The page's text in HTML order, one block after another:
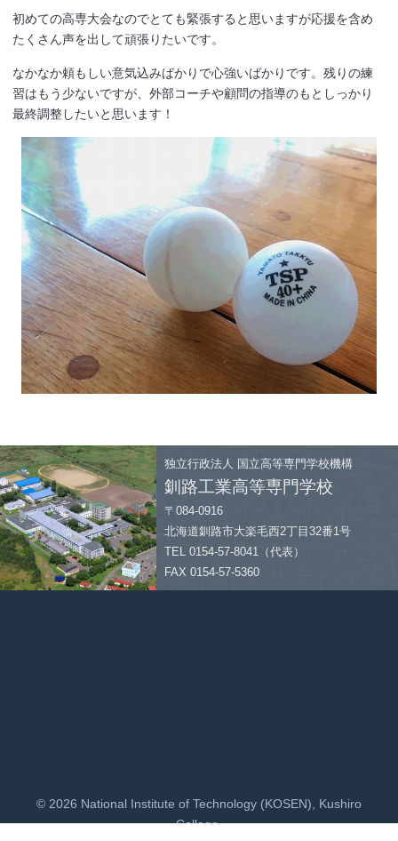
初めての高専大会なのでとても緊張すると思いますが応援を含め
たくさん声を出して頑張りたいです。
なかなか頼もしい意気込みばかりで心強いばかりです。残りの練
習はもう少ないですが、外部コーチや顧問の指導のもとしっかり
最終調整したいと思います！
独立行政法人 国立高等専門学校機構
釧路工業高等専門学校
〒084-0916
北海道釧路市大楽毛西2丁目32番1号
TEL 0154-57-8041（代表）
FAX 0154-57-5360
© 2026 National Institute of Technology (KOSEN), Kushiro
College.